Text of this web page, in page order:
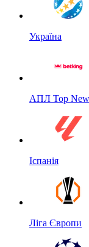
Україна
АПЛ Top
Іспанія
Ліга Європи